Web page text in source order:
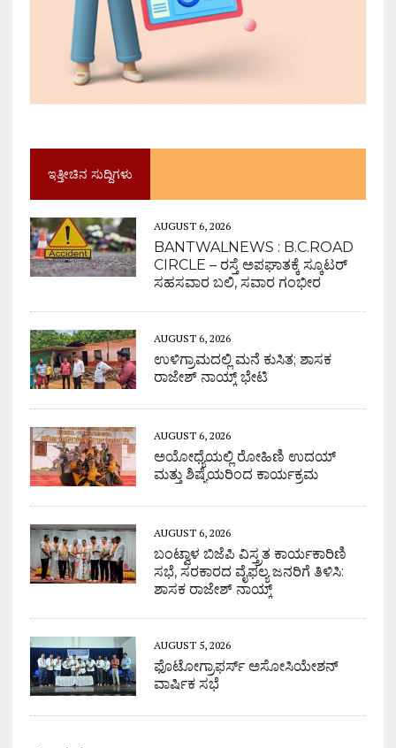
ಇತ್ತೀಚಿನ ಸುದ್ದಿಗಳು
AUGUST 6, 2026
BANTWALNEWS : B.C.ROAD
CIRCLE – ರಸ್ತೆ ಅಪಘಾತಕ್ಕೆ ಸ್ಕೂಟರ್
ಸಹಸವಾರ ಬಲಿ, ಸವಾರ ಗಂಭೀರ
AUGUST 6, 2026
ಉಳಿಗ್ರಾಮದಲ್ಲಿ ಮನೆ ಕುಸಿತ; ಶಾಸಕ
ರಾಜೇಶ್ ನಾಯ್ಕ್ ಭೇಟಿ
AUGUST 6, 2026
ಅಯೋಧ್ಯೆಯಲ್ಲಿ ರೋಹಿಣಿ ಉದಯ್
ಮತ್ತು ಶಿಷ್ಯೆಯರಿಂದ ಕಾರ್ಯಕ್ರಮ
AUGUST 6, 2026
ಬಂಟ್ವಾಳ ಬಿಜೆಪಿ ವಿಸ್ತ್ರತ ಕಾರ್ಯಕಾರಿಣಿ
ಸಭೆ, ಸರಕಾರದ ವೈಫಲ್ಯ ಜನರಿಗೆ ತಿಳಿಸಿ:
ಶಾಸಕ ರಾಜೇಶ್ ನಾಯ್ಕ್
AUGUST 5, 2026
ಫೊಟೋಗ್ರಾಫರ್ಸ್ ಅಸೋಸಿಯೇಶನ್
ವಾರ್ಷಿಕ ಸಭೆ